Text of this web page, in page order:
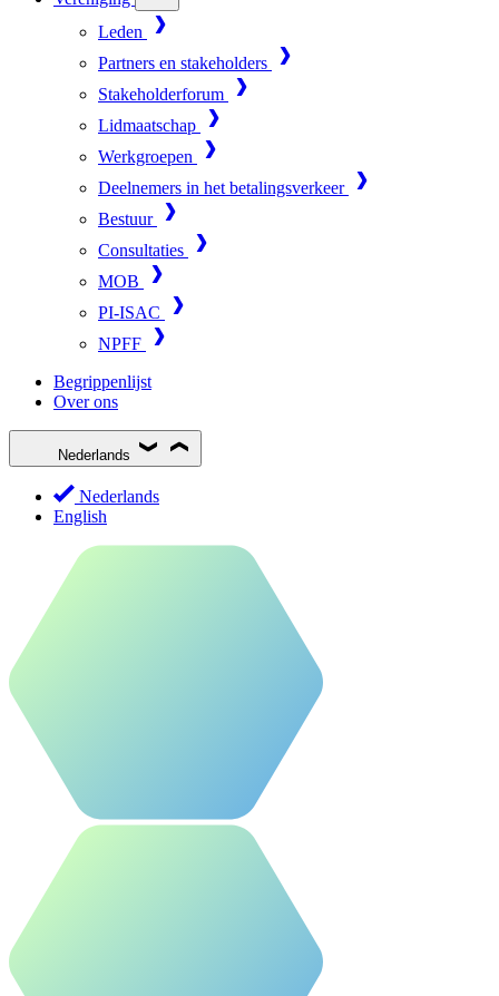
Leden
Partners en stakeholders
Stakeholderforum
Lidmaatschap
Werkgroepen
Deelnemers in het betalingsverkeer
Bestuur
Consultaties
MOB
PI-ISAC
NPFF
Begrippenlijst
Over ons
Nederlands
Nederlands
English